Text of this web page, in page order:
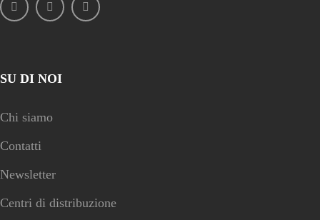
SU DI NOI
Chi siamo
Contatti
Newsletter
Centri di distribuzione